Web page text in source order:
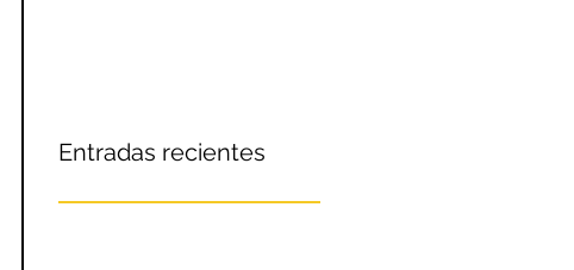
Entradas recientes